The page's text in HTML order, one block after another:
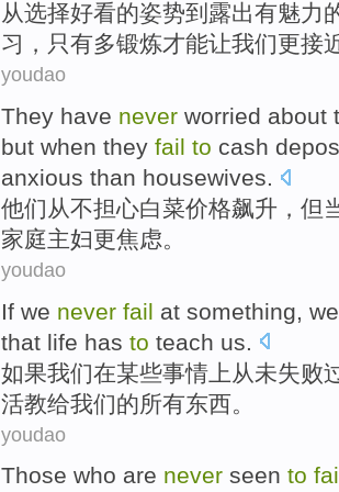
从选择好看的姿势到 露出有魅力
习 ，只有多锻炼才能让我们更接
youdao
They have never worried about
but when they fail to cash
anxious than housewives.
他们 从不担心白菜价格飙升 ， 但
家庭主妇更焦虑。
youdao
If we never fail at something,
that life has to teach us.
如果我们在某些事情上从未失败
活教给我们的所有东西。
youdao
Those who are never seen to